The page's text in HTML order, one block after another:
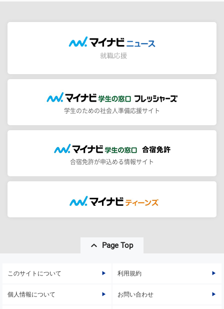
学生のための社会人準備応援サイト
合宿免許が申込める情報サイト
Page Top
このサイトについて 利用規約
個人情報について お問い合わせ